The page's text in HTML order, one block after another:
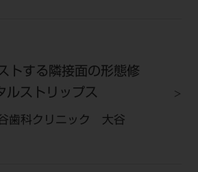
トする隣接面の形態修
ルストリップス
歯科クリニック 大谷